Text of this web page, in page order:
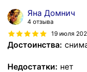
Яна Домнич
4 отзыва
19 июля
Достоинства:
Недостатки: нет